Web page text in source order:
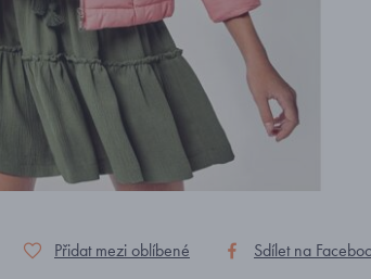
Přidat mezi oblíbené Sdílet na